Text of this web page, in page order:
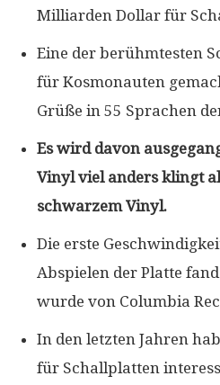
Milliarden Dollar für
Eine der berühmtesten
für Kosmonauten
Grüße in 55 Sprachen
Es wird davon
Vinyl viel anders klingt
schwarzem Vinyl.
Die erste
Abspielen der Platte
wurde von Columbia
In den letzten Jahren
für Schallplatten